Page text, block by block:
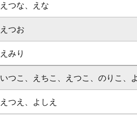
えつな、えな
えつお
えみり
いつこ、えちこ、えつこ、のりこ、
えつえ、よしえ